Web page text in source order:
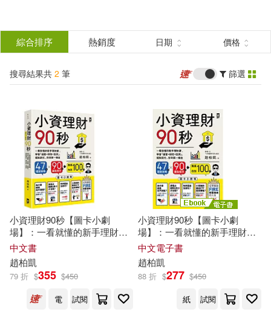
結
分類 (單選)
所有商品(2) 圖書(1)
電子書(1)
作者 (可複選)
趙柏凱(2)
出版社 (可複選)
綜合排序 熱銷度 日期 價格
搜尋結果共 2 筆 篩選
小資理財90秒【圖卡小劇
場】：一看就懂的新手理財
課，學會「儲蓄+保險+投
資」，擺脫窮忙、存到第一桶
金
中文書
趙柏凱
79 折 $355 $450
電
試閱
小資理財90秒【圖卡小劇
場】：一看就懂的新手理財
課，學會「儲蓄+保險+投
資」，擺脫窮忙、存到第一桶
金 (電子書)
中文電子書
趙柏凱
88 折 $277 $450
紙
試閱